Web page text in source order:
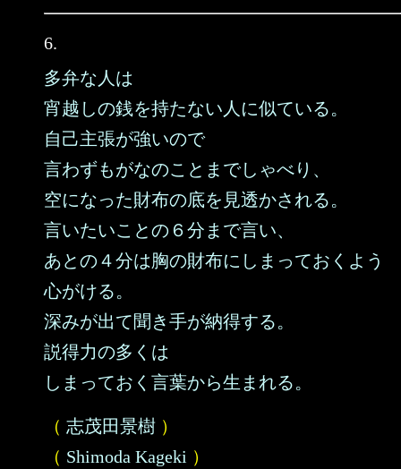
6.
多弁な人は
宵越しの銭を持たない人に似ている。
自己主張が強いので
言わずもがなのことまでしゃべり、
空になった財布の底を見透かされる。
言いたいことの６分まで言い、
あとの４分は胸の財布にしまっておくよう
心がける。
深みが出て聞き手が納得する。
説得力の多くは
しまっておく言葉から生まれる。
（ 志茂田景樹 ）
（ Shimoda Kageki ）